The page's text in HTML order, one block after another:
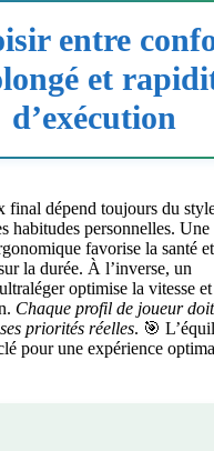
entre
et
d’exécution
final dépend toujours du
habitudes personnelles. Une
favorise la santé
la durée. À l’inverse, un
optimise la vitesse
Chaque profil de joueur doit
priorités réelles. 🎯
pour une expérience